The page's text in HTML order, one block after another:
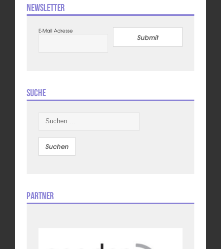
Newsletter
E-Mail Adresse
Submit
Suche
nach:
Partner